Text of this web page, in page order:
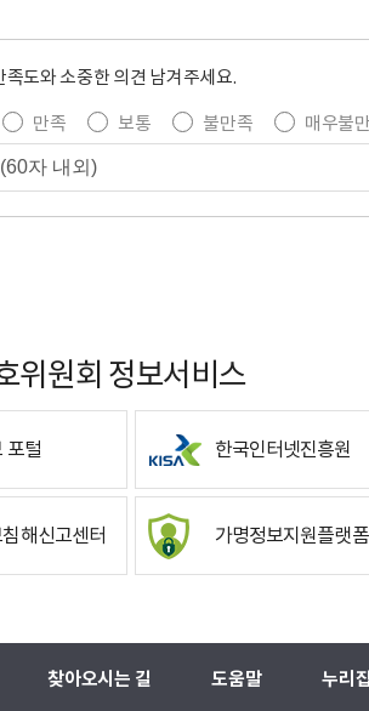
족도와 소중한 의견 남겨주세요.
만족 보통 불만족
매우불
위원회 정보서비스
포털 한국인터넷진흥원
해신고센터 가명정보지원플랫폼
찾아오시는 길 도움말 누리